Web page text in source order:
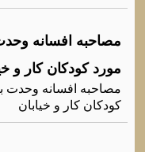
مصاحبه افسانه
مورد کودکان کار و
مصاحبه افسانه وحدت
کودکان کار و خیابان